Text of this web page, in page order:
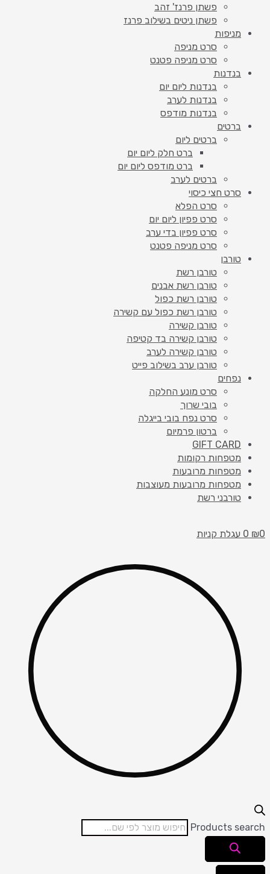
פשתן פרנז' זהב
פשתן ניטים בשילוב פרנז
מניפות
סרט מניפה
סרט מניפה פטנט
בנדנות
בנדנות ליום יום
בנדנות לערב
בנדנות מודפס
ברטים
ברטים ליום
ברט חלק ליום יום
ברט מודפס ליום יום
ברטים לערב
סרט חצי כיסוי
סרט הפלא
סרט פפיון ליום יום
סרט פפיון בדי ערב
סרט מניפה פטנט
טורבן
טורבן רשת
טורבן רשת אבנים
טורבן רשת כפול
טורבן רשת כפול עם קשירה
טורבן קשירה
טורבן קשירה בד קטיפה
טורבן קשירה לערב
טורבן ערב בשילוב פייט
נפחים
סרט מונע החלקה
בובי שרוך
סרט נפח בובי בייגלה
ברטון פרמיום
GIFT CARD
מטפחות רקומות
מטפחות מרובעות
מטפחות מרובעות מעוצבות
טורבני רשת
₪0
0 עגלת קניות
Products search